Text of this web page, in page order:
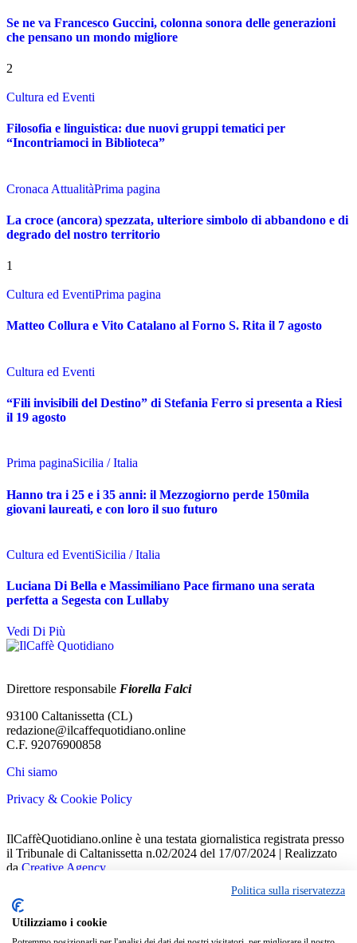
Se ne va Francesco Guccini, colonna sonora delle generazioni
che pensano un mondo migliore
2
Cultura ed Eventi
Filosofia e linguistica: due nuovi gruppi tematici per
“Incontriamoci in Biblioteca”
Cronaca AttualitàPrima pagina
La croce (ancora) spezzata, ulteriore simbolo di abbandono e di
degrado del nostro territorio
1
Cultura ed EventiPrima pagina
Matteo Collura e Vito Catalano al Forno S. Rita il 7 agosto
Cultura ed Eventi
“Fili invisibili del Destino” di Stefania Ferro si presenta a Riesi
il 19 agosto
Prima paginaSicilia / Italia
Hanno tra i 25 e i 35 anni: il Mezzogiorno perde 150mila
giovani laureati, e con loro il suo futuro
Cultura ed EventiSicilia / Italia
Luciana Di Bella e Massimiliano Pace firmano una serata
perfetta a Segesta con Lullaby
Vedi Di Più
Direttore responsabile Fiorella Falci
93100 Caltanissetta (CL)
redazione@ilcaffequotidiano.online
C.F. 92076900858
Chi siamo
Privacy & Cookie Policy
IlCaffèQuotidiano.online è una testata giornalistica registrata presso
il Tribunale di Caltanissetta n.02/2024 del 17/07/2024 | Realizzato
da Creative Agency
Sign in to your account
Politica sulla riservatezza
Utilizziamo i cookie